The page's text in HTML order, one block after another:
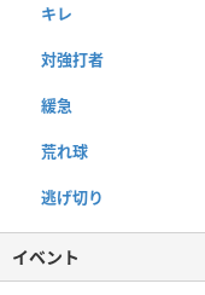
キレ
対強打者
緩急
荒れ球
逃げ切り
イベント